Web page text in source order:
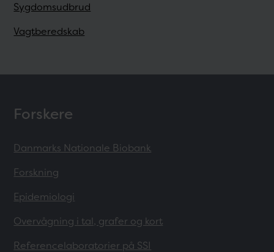
Sygdomsudbrud
Vagtberedskab
Forskere
Danmarks Nationale Biobank
Forskning
Epidemiologi
Overvågning i tal, grafer og kort
Referencelaboratorier på SSI